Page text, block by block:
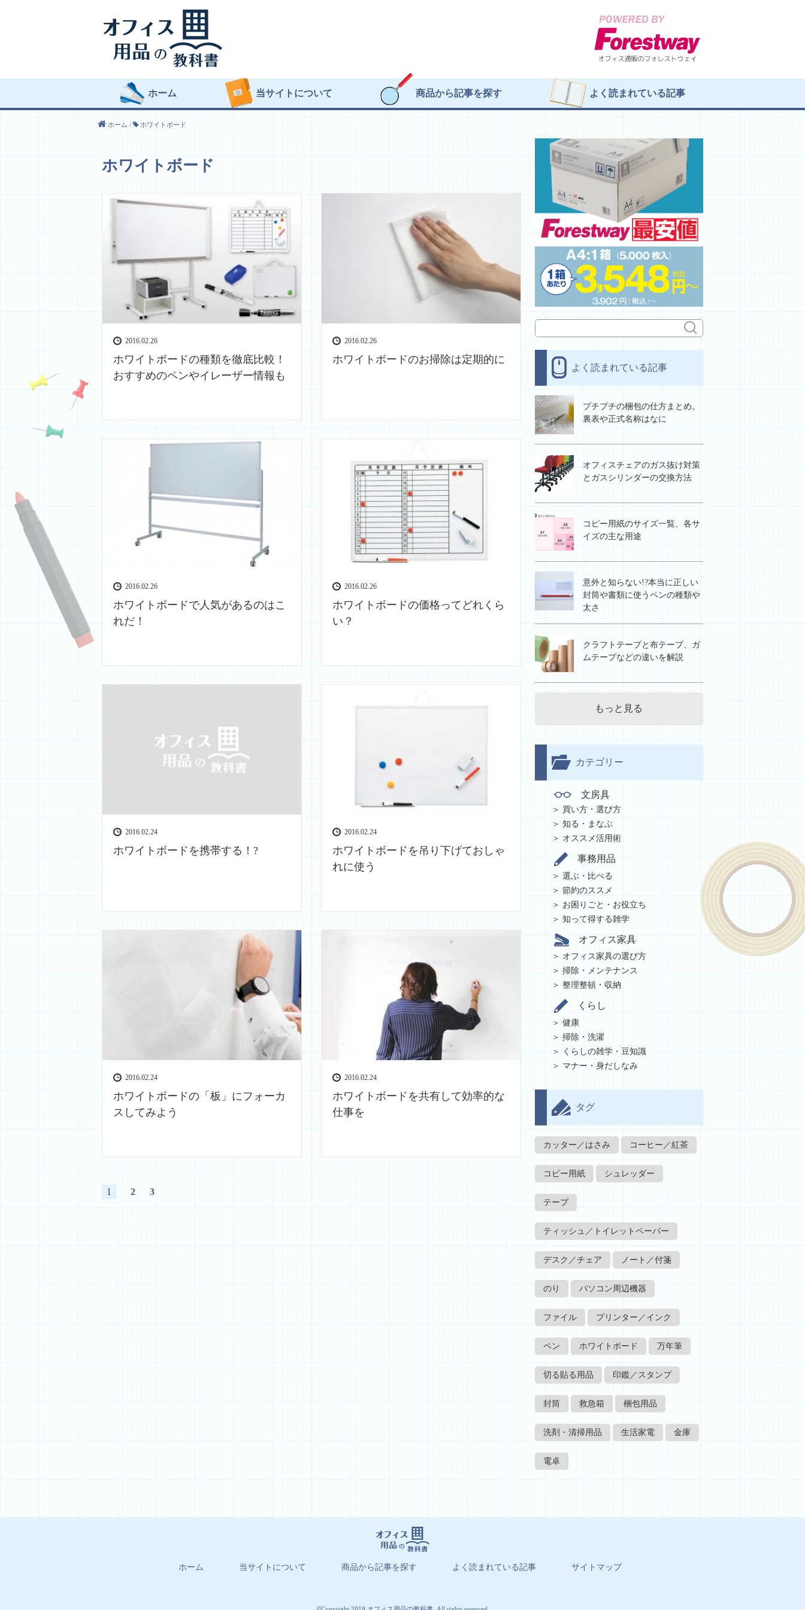
ホーム 当サイトについて 商品から記事を探す よく読まれている記事
ホーム / ホワイトボード
ホワイトボード
2016.02.26
ホワイトボードの種類を徹底比較！
おすすめのペンやイレーザー情報も
2016.02.26
ホワイトボードのお掃除は定期的に
2016.02.26
ホワイトボードで人気があるのはこ
れだ！
2016.02.26
ホワイトボードの価格ってどれくら
い？
2016.02.24
ホワイトボードを携帯する！?
2016.02.24
ホワイトボードを吊り下げておしゃ
れに使う
2016.02.24
ホワイトボードの「板」にフォーカ
スしてみよう
2016.02.24
ホワイトボードを共有して効率的な
仕事を
1 2 3
よく読まれている記事
プチプチの梱包の仕方まとめ。
裏表や正式名称はなに
オフィスチェアのガス抜け対策
とガスシリンダーの交換方法
コピー用紙のサイズ一覧、各サ
イズの主な用途
意外と知らない!?本当に正しい
封筒や書類に使うペンの種類や
太さ
クラフトテープと布テープ、ガ
ムテープなどの違いを解説
もっと見る
カテゴリー
文房具
買い方・選び方
知る・まなぶ
オススメ活用術
事務用品
選ぶ・比べる
節約のススメ
お困りごと・お役立ち
知って得する雑学
オフィス家具
オフィス家具の選び方
掃除・メンテナンス
整理整頓・収納
くらし
健康
掃除・洗濯
くらしの雑学・豆知識
マナー・身だしなみ
タグ
カッター／はさみ コーヒー／紅茶
コピー用紙 シュレッダー
テープ
ティッシュ／トイレットペーパー
デスク／チェア ノート／付箋
のり パソコン周辺機器
ファイル プリンター／インク
ペン ホワイトボード 万年筆
切る貼る用品 印鑑／スタンプ
封筒 救急箱 梱包用品
洗剤・清掃用品 生活家電 金庫
電卓
ホーム 当サイトについて 商品から記事を探す よく読まれている記事 サイトマップ